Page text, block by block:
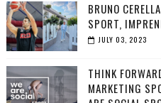
BRUNO
SPORT,
JULY 03, 2023
THINK
MARKETING